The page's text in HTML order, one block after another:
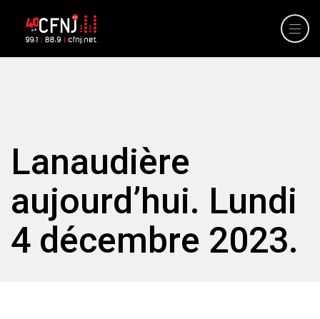
Lanaudière
aujourd’hui. Lundi
4 décembre 2023.